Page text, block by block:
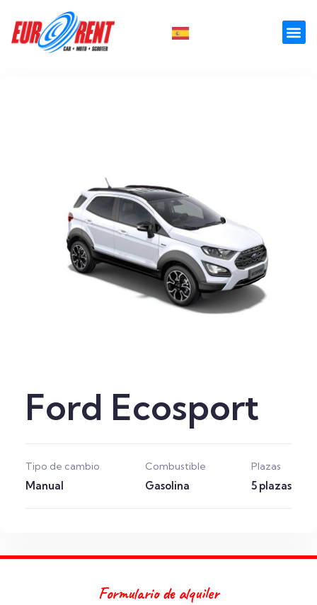
Ford Ecosport
Tipo de cambio
Manual
Combustible
Gasolina
Plazas
5 plazas
Formulario de alquiler